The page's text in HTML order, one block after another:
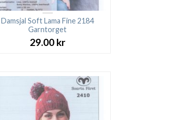
Damsjal Soft Lama Fine 2184
Garntorget
29.00 kr